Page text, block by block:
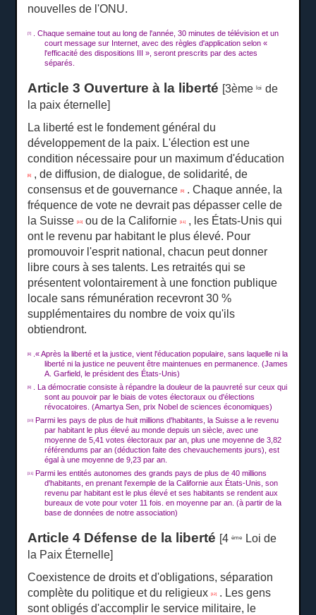
nouvelles de l'ONU.
[7] .Chaque semaine tout au long de l'année, 30 minutes de télévision et un
court message sur Internet, avec des règles d'application selon «
l'efficacité des dispositions III », seront prescrits par des actes
séparés.
Article 3 Ouverture à la liberté [3èmeloi
de
la paix éternelle]
La liberté est le fondement général du
développement de la paix. L'élection est une
condition nécessaire pour un maximum d'éducation
[8]
, de diffusion, de dialogue, de solidarité, de
consensus et de gouvernance[9] .Chaque année, la
fréquence de vote ne devrait pas dépasser celle de
la Suisse[10] ou de la Californie[11]
, les États-Unis qui
ont le revenu par habitant le plus élevé. Pour
promouvoir l'esprit national, chacun peut donner
libre cours à ses talents. Les retraités qui se
présentent volontairement à une fonction publique
locale sans rémunération recevront 30 %
supplémentaires du nombre de voix qu'ils
obtiendront.
[8]
.« Après la liberté et la justice, vient l'éducation populaire, sans laquelle ni la
liberté ni la justice ne peuvent être maintenues en permanence.(James
A. Garfield, le président des États-Unis)
[9] .La démocratie consiste à répandre la douleur de la pauvreté sur ceux qui
sont au pouvoir par le biais de votes électoraux ou d'élections
révocatoires.(Amartya Sen, prix Nobel de sciences économiques)
[10]
Parmi les pays de plus de huit millions d'habitants, la Suisse a le revenu
par habitant le plus élevé au monde depuis un siècle, avec une
moyenne de 5,41 votes électoraux par an, plus une moyenne de 3,82
référendums par an (déduction faite des chevauchements jours), est
égal à une moyenne de 9,23 par an.
[11]
Parmi les entités autonomes des grands pays de plus de 40 millions
d'habitants, en prenant l'exemple de la Californie aux États-Unis, son
revenu par habitant est le plus élevé et ses habitants se rendent aux
bureaux de vote pour voter 11 fois. en moyenne par an.(à partir de la
base de données de notre association)
Article 4 Défense de la liberté [4ème
Loi de
la Paix Éternelle]
Coexistence de droits et d'obligations, séparation
complète du politique et du religieux[12] . Les gens
sont obligés d'accomplir le service militaire, le